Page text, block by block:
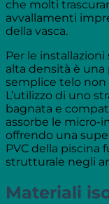
che molti
avvallamenti
della vasca.
Per le
alta densità è una
semplice telo non
L’utilizzo di uno
bagnata e
assorbe le micro-
offrendo una
PVC della piscina
strutturale negli
Materiali